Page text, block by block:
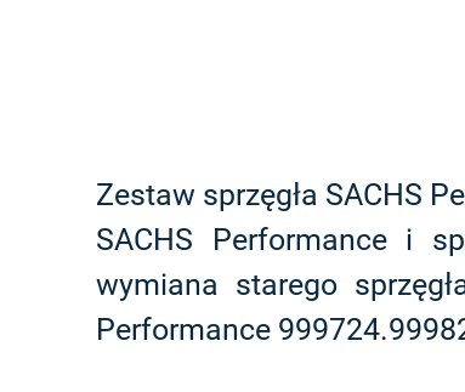
Zestaw sprzęgła SACHS
SACHS Performance i
wymiana starego
Performance